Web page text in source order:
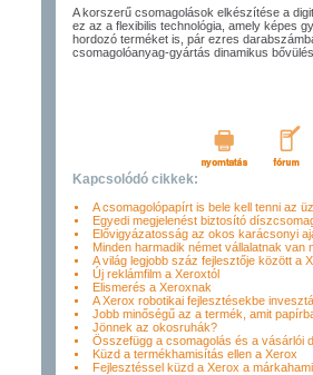
A korszerű csomagolások elkészítése a
ez az a flexibilis technológia, amely képes
hordozó terméket is, pár ezres
csomagolóanyag-gyártás dinamikus
Kapcsolódó cikkek:
A csomagolópapírt is bele kell tenni az
Egyedi megjelenést biztosító
Elővigyázatosság az okos karácsonyi
Minden harmadik német vállalatnak van
A világ legjobb száz fejlesztője között a
Új reklámfilm a Xeroxtól
Elismerés a Xeroxnak
A Xerox robotikai fejlesztésekbe
Jobb minőségű az a termék, amit
Jönnek az okosruhák?
Összefügg a csomagolás és a vásárlói
Küzd a termékhamisítás ellen a Xerox
Fejlesztéssel küzd a Xerox a